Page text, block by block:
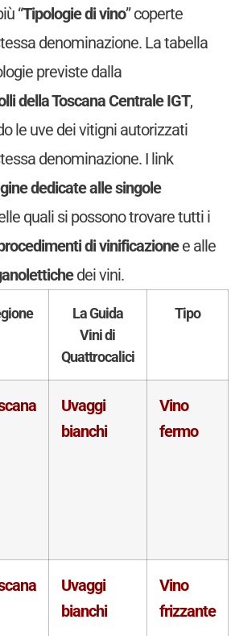
“Tipologie di vino” coperte
denominazione. La tabella
previste dalla
della Toscana Centrale IGT,
le uve dei vitigni autorizzati
denominazione. I link
dedicate alle singole
quali si possono trovare tutti i
di vinificazionee alle
dei vini.
La Guida
Vini di
Quattrocalici
Tipo
Uvaggi
bianchi
Vino
fermo
Uvaggi
bianchi
Vino
frizzante